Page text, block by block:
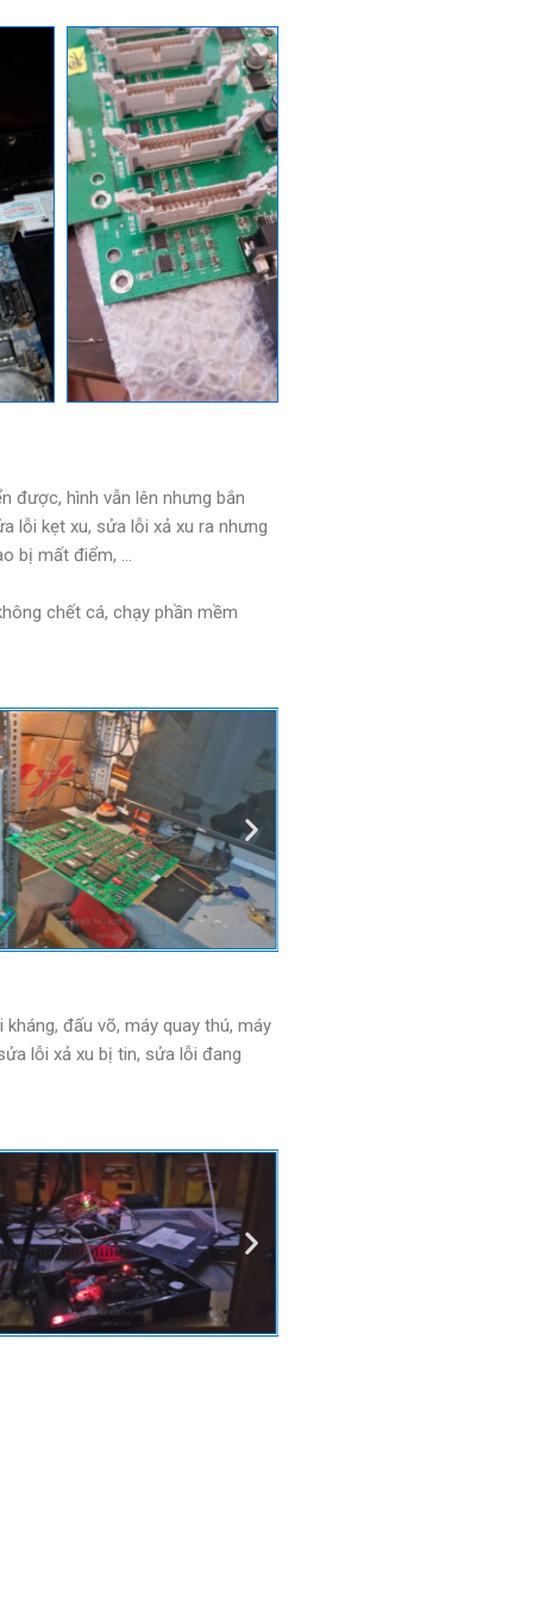
được, hình vẫn lên nhưng bắn
lỗi kẹt xu, sửa lỗi xả xu ra nhưng
bị mất điểm, …
chết cá, chạy phần mềm
đấu võ, máy quay thú, máy
lỗi xả xu bị tin, sửa lỗi đang